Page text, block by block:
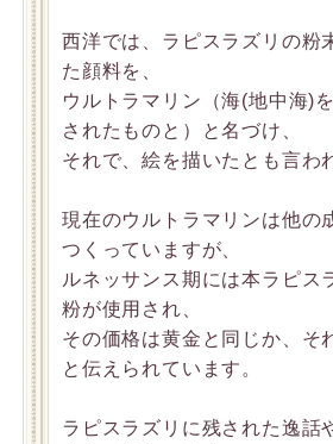
西洋では、ラピスラズリの粉
た顔料を、
ウルトラマリン（海(地中海)
されたものと）と名づけ、
それで、絵を描いたとも言わ
現在のウルトラマリンは他の
つくっていますが、
ルネッサンス期には本ラピス
粉が使用され、
その価格は黄金と同じか、そ
と伝えられています。
ラピスラズリに残された逸話